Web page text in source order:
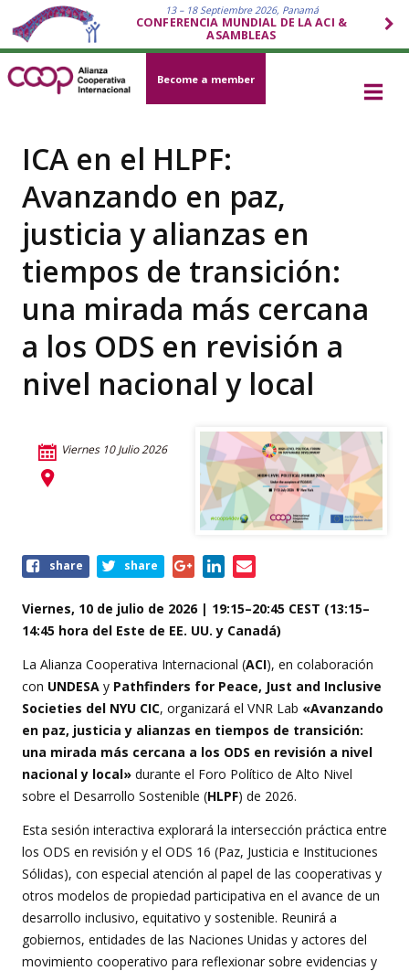
13 – 18 Septiembre 2026, Panamá
CONFERENCIA MUNDIAL DE LA ACI &
ASAMBLEAS
Become a member
ICA en el HLPF:
Avanzando en paz,
justicia y alianzas en
tiempos de transición:
una mirada más cercana
a los ODS en revisión a
nivel nacional y local
Viernes 10 Julio 2026
Share
event
share share
Viernes, 10 de julio de 2026 | 19:15–20:45 CEST (13:15–
14:45 hora del Este de EE. UU. y Canadá)
La Alianza Cooperativa Internacional (ACI), en colaboración
con UNDESA y Pathfinders for Peace, Just and Inclusive
Societies del NYU CIC, organizará el VNR Lab «Avanzando
en paz, justicia y alianzas en tiempos de transición:
una mirada más cercana a los ODS en revisión a nivel
nacional y local» durante el Foro Político de Alto Nivel
sobre el Desarrollo Sostenible (HLPF) de 2026.
Esta sesión interactiva explorará la intersección práctica entre
los ODS en revisión y el ODS 16 (Paz, Justicia e Instituciones
Sólidas), con especial atención al papel de las cooperativas y
otros modelos de propiedad participativa en el avance de un
desarrollo inclusivo, equitativo y sostenible. Reunirá a
gobiernos, entidades de las Naciones Unidas y actores del
movimiento cooperativo para reflexionar sobre evidencias y